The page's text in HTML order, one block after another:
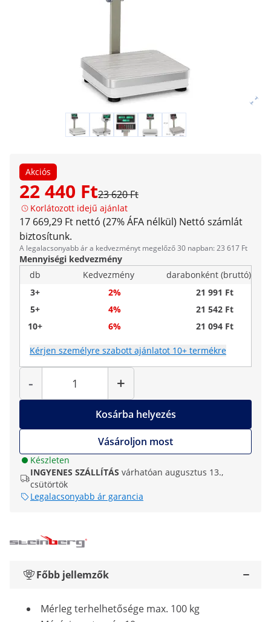
Akciós
22 440 Ft23 620 Ft
Korlátozott idejű ajánlat
17 669,29 Ft nettó (27% ÁFA nélkül) Nettó számlát
biztosítunk.
A legalacsonyabb ár a kedvezményt megelőző 30 napban: 23 617 Ft
Mennyiségi kedvezmény
db
Kedvezmény
darabonként (bruttó)
3+
2%
21 991 Ft
5+
4%
21 542 Ft
10+
6% 21 094 Ft
Kérjen személyre szabott ajánlatot 10+ termékre
-
Mennyiség
+
Kosárba helyezés
Vásároljon most
Készleten
INGYENES SZÁLLÍTÁS várhatóan augusztus 13.,
csütörtök
Legalacsonyabb ár garancia
Főbb jellemzők
Mérleg terhelhetősége max. 100 kg